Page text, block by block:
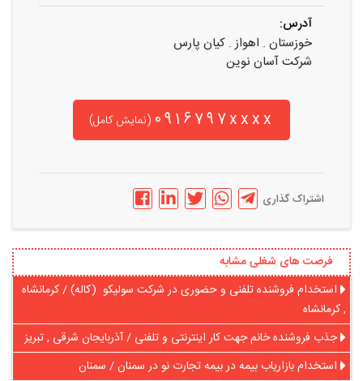
آدرس:
خوزستان . اهواز . کیان پارس
شرکت آسان نوین
0916797xxxx (نمایش کامل)
اشتراک گذاری
فرصت های شغلی مشابه
استخدام فروشنده تلفنی و حضوری در شرکت سولیکو (کاله) / کرمانشاه
, کرمانشاه
جذب فروشنده خانم جهت کار اینترنتی و تلفنی / آذربایجان شرقی , تبریز
استخدام بازاریاب بیمه در بیمه تجارت نو در سمنان / سمنان